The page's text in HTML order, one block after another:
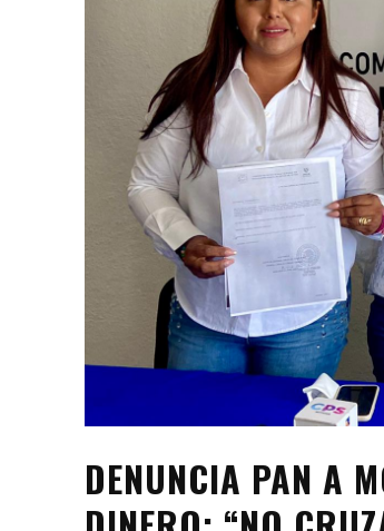
DENUNCIA PAN A